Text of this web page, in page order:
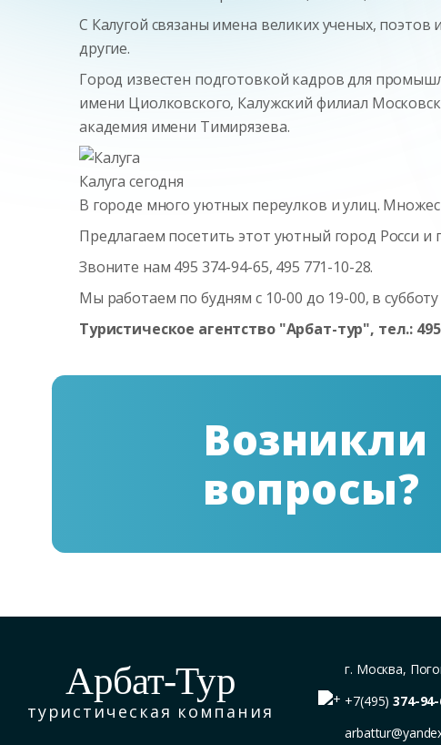
С Калугой связаны имена великих ученых,
другие.
Город известен подготовкой кадров для
имени Циолковского, Калужский филиал
академия имени Тимирязева.
Калуга сегодня
В городе много уютных переулков и улиц.
Предлагаем посетить этот уютный город Росси и
Звоните нам 495 374-94-65, 495 771-10-28.
Мы работаем по будням с 10-00 до 19-00, в
Туристическое агентство "Арбат-тур", тел.:
Возникли
вопросы?
Арбат-Тур
туристическая компания
г. Москва,
+7(495)374-